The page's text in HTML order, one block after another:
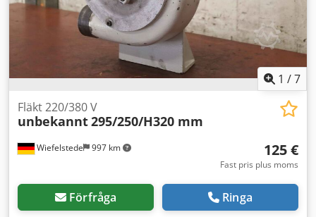
1 /7
Wiefelstede 997 km
Fläkt 220/380 V
unbekannt295/250/H320 mm
125 €
Fast pris plus moms
Förfråga Ringa